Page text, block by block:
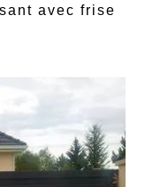
avec frise